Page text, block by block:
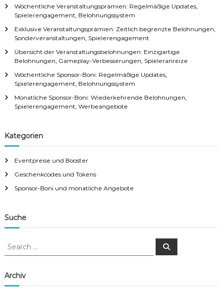
Wöchentliche Veranstaltungsprämien: Regelmäßige Updates,
Spielerengagement, Belohnungssystem
Exklusive Veranstaltungsprämien: Zeitlich begrenzte Belohnungen,
Sonderveranstaltungen, Spielerengagement
Übersicht der Veranstaltungsbelohnungen: Einzigartige
Belohnungen, Gameplay-Verbesserungen, Spieleranreize
Wöchentliche Sponsor-Boni: Regelmäßige Updates,
Spielerengagement, Belohnungssystem
Monatliche Sponsor-Boni: Wiederkehrende Belohnungen,
Spielerengagement, Werbeangebote
Kategorien
Eventpreise und Booster
Geschenkcodes und Tokens
Sponsor-Boni und monatliche Angebote
Suche
S
r
c
S
Archiv